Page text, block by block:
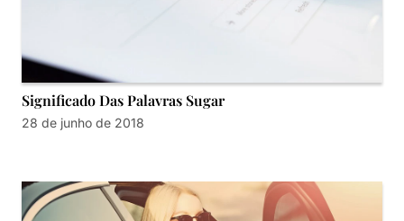
Significado Das Palavras Sugar
28 de junho de 2018